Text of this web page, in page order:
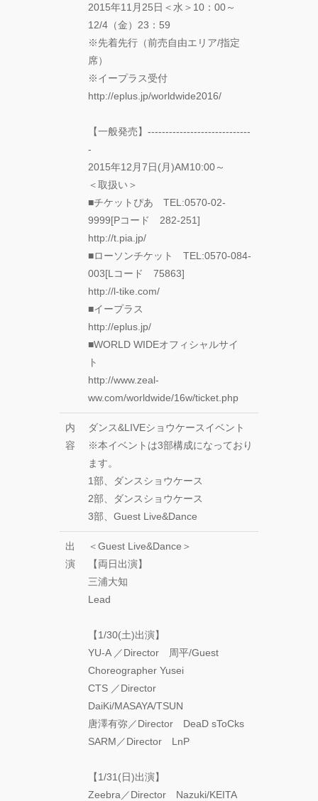
2015年11月25日＜水＞10：00～
12/4（金）23：59
※先着先行（前売自由エリア/指定
席）
※イープラス受付
http://eplus.jp/worldwide2016/
【一般発売】-----------------------------
-
2015年12月7日(月)AM10:00～
＜取扱い＞
■チケットぴあ TEL:0570-02-
9999[Pコード 282-251]
http://t.pia.jp/
■ローソンチケット TEL:0570-084-
003[Lコード 75863]
http://l-tike.com/
■イープラス
http://eplus.jp/
■WORLD WIDEオフィシャルサイ
ト
http://www.zeal-
ww.com/worldwide/16w/ticket.php
内
容
ダンス&LIVEショウケースイベント
※本イベントは3部構成になっており
ます。
1部、ダンスショウケース
2部、ダンスショウケース
3部、Guest Live&Dance
出
演
＜Guest Live&Dance＞
【両日出演】
三浦大知
Lead
【1/30(土)出演】
YU-A ／Director 周平/Guest
Choreographer Yusei
CTS ／Director
DaiKi/MASAYA/TSUN
唐澤有弥／Director DeaD sToCks
SARM／Director LnP
【1/31(日)出演】
Zeebra／Director Nazuki/KEITA